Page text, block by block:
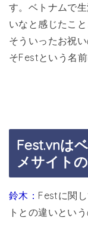
す。ベトナムで
いなと感じたこ
そういったお祝
そFestという名前
Fest.vnは
メサイト
鈴木： Festに関
トとの違いとい